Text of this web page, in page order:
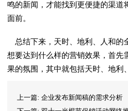
鸣的新闻，才能找到更便捷的渠道
面前。
总结下来，天时、地利、人和的
想要达到什么样的营销效果，首先
果的氛围，其中就包括天时、地利
上一篇: 企业发布新闻稿的需求分析